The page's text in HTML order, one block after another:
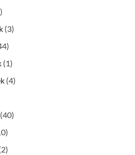
(3)
(1)
(4)
(40)